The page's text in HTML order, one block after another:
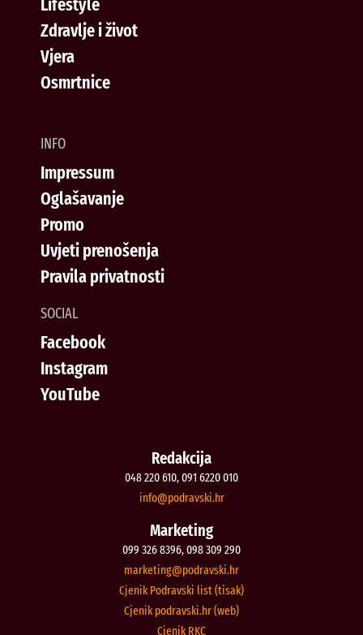
Lifestyle
Zdravlje i život
Vjera
Osmrtnice
INFO
Impressum
Oglašavanje
Promo
Uvjeti prenošenja
Pravila privatnosti
SOCIAL
Facebook
Instagram
YouTube
Redakcija
048 220 610, 091 6220 010
rh.iksvardop
@ofni
Marketing
099 326 8396, 098 309 290
rh.iksvardop
@gnitekram
Cjenik Podravski list (tisak)
Cjenik podravski.hr (web)
Cjenik RKC